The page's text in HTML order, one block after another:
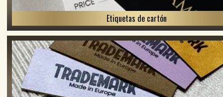
Etiquetas de cartón